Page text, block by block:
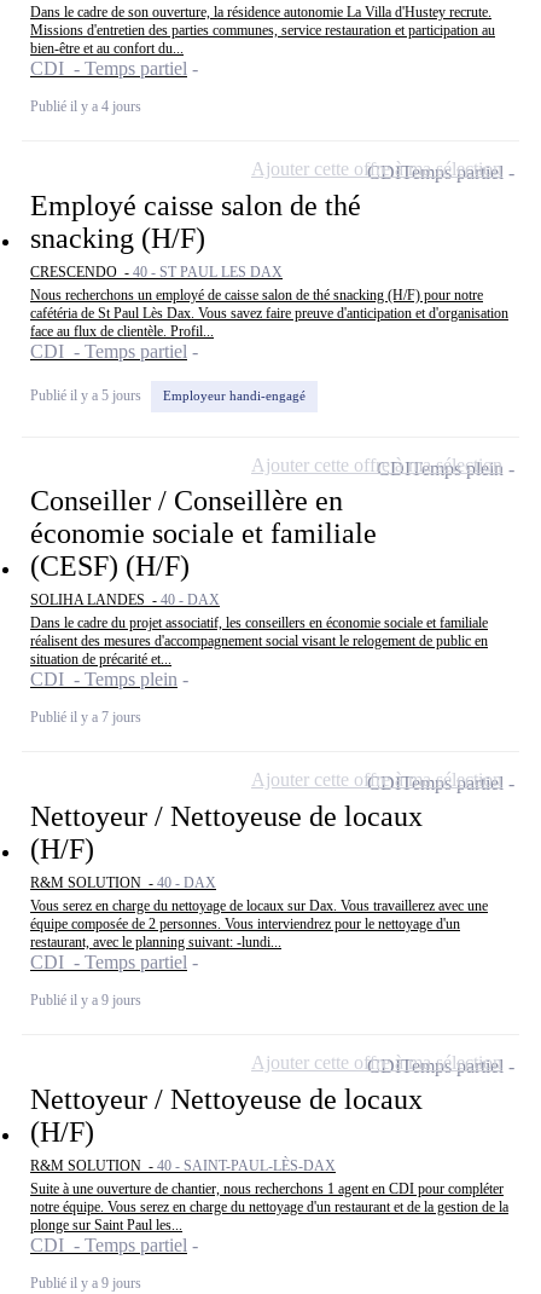
Dans le cadre de son ouverture, la résidence autonomie La Villa d'Hustey recrute.
Missions d'entretien des parties communes, service restauration et participation au
bien-être et au confort du...
CDI - Temps partiel
Publié il y a 4 jours
Employé caisse salon de thé
snacking (H/F)
CRESCENDO - 40 - ST PAUL LES DAX
Nous recherchons un employé de caisse salon de thé snacking (H/F) pour notre
cafétéria de St Paul Lès Dax. Vous savez faire preuve d'anticipation et d'organisation
face au flux de clientèle. Profil...
CDI - Temps partiel
Publié il y a 5 jours Employeur handi-engagé
CDITemps partiel
Ajouter cette offre à ma sélection
Conseiller / Conseillère en
économie sociale et familiale
(CESF) (H/F)
SOLIHA LANDES - 40 - DAX
Dans le cadre du projet associatif, les conseillers en économie sociale et familiale
réalisent des mesures d'accompagnement social visant le relogement de public en
situation de précarité et...
CDI - Temps plein
Publié il y a 7 jours
CDITemps plein
Ajouter cette offre à ma sélection
Nettoyeur / Nettoyeuse de locaux
(H/F)
R&M SOLUTION - 40 - DAX
Vous serez en charge du nettoyage de locaux sur Dax. Vous travaillerez avec une
équipe composée de 2 personnes. Vous interviendrez pour le nettoyage d'un
restaurant, avec le planning suivant: -lundi...
CDI - Temps partiel
Publié il y a 9 jours
CDITemps partiel
Ajouter cette offre à ma sélection
Nettoyeur / Nettoyeuse de locaux
(H/F)
R&M SOLUTION - 40 - SAINT-PAUL-LÈS-DAX
Suite à une ouverture de chantier, nous recherchons 1 agent en CDI pour compléter
notre équipe. Vous serez en charge du nettoyage d'un restaurant et de la gestion de la
plonge sur Saint Paul les...
CDI - Temps partiel
Publié il y a 9 jours
CDITemps partiel
Ajouter cette offre à ma sélection